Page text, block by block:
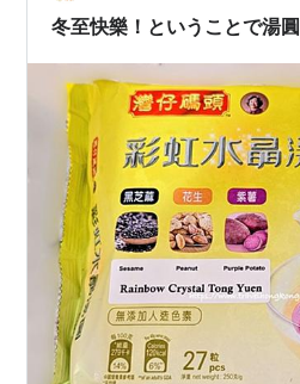
芋は好きなんですよ…
冬至快樂！ということで湯圓